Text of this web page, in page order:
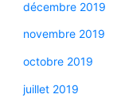
décembre 2019
novembre 2019
octobre 2019
juillet 2019